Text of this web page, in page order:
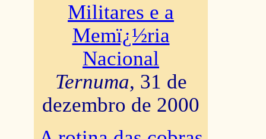
Militares e a
Memï¿½ria
Nacional
Ternuma, 31 de
dezembro de 2000